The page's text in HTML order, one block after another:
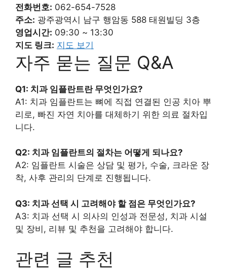
전화번호: 062-654-7528
주소: 광주광역시 남구 행암동 588 태원빌딩 3층
영업시간: 09:30 ~ 13:30
지도 링크: 지도 보기
자주 묻는 질문 Q&A
Q1: 치과 임플란트란 무엇인가요?
A1: 치과 임플란트는 뼈에 직접 연결된 인공 치아 뿌
리로, 빠진 자연 치아를 대체하기 위한 의료 절차입
니다.
Q2: 치과 임플란트의 절차는 어떻게 되나요?
A2: 임플란트 시술은 상담 및 평가, 수술, 크라운 장
착, 사후 관리의 단계로 진행됩니다.
Q3: 치과 선택 시 고려해야 할 점은 무엇인가요?
A3: 치과 선택 시 의사의 인성과 전문성, 치과 시설
및 장비, 리뷰 및 추천을 고려해야 합니다.
관련 글 추천